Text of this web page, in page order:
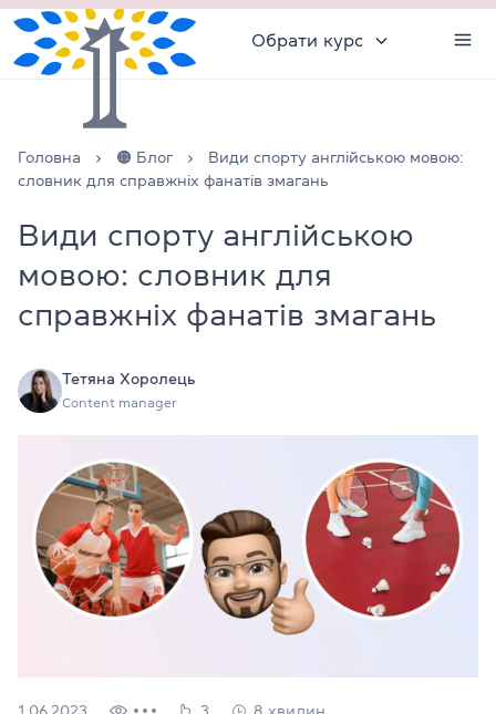
Обрати курс
Головна 🟠 Блог
Види спорту англійською мовою:
словник для справжніх фанатів змагань
Види спорту англійською
мовою: словник для
справжніх фанатів змагань
Тетяна Хоролець
Content manager
1.06.2023 3 8 хвилин